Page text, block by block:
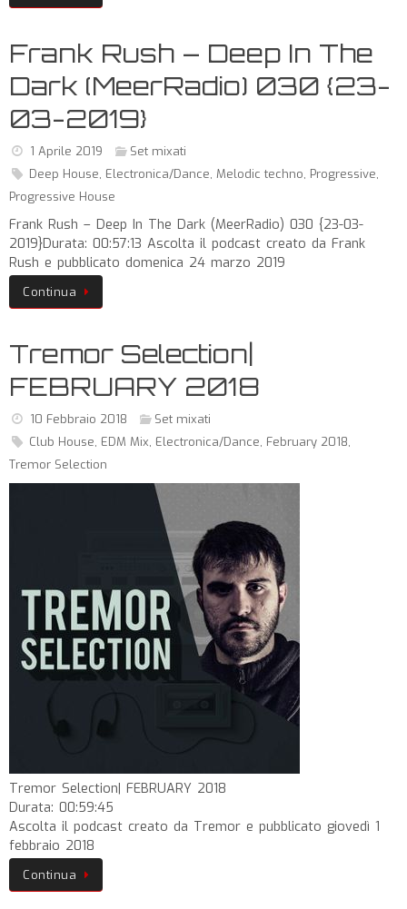
Frank Rush – Deep In The
Dark (MeerRadio) 030 {23-
03-2019}
1 Aprile 2019
Set mixati
Deep House, Electronica/Dance, Melodic techno, Progressive,
Progressive House
Frank Rush – Deep In The Dark (MeerRadio) 030 {23-03-
2019}Durata: 00:57:13 Ascolta il podcast creato da Frank
Rush e pubblicato domenica 24 marzo 2019
Continua
Tremor Selection|
FEBRUARY 2018
10 Febbraio 2018
Set mixati
Club House, EDM Mix, Electronica/Dance, February 2018,
Tremor Selection
Tremor Selection| FEBRUARY 2018
Durata: 00:59:45
Ascolta il podcast creato da Tremor e pubblicato giovedì 1
febbraio 2018
Continua